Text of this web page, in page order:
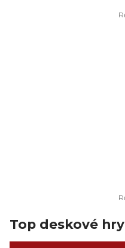
Top deskové hry